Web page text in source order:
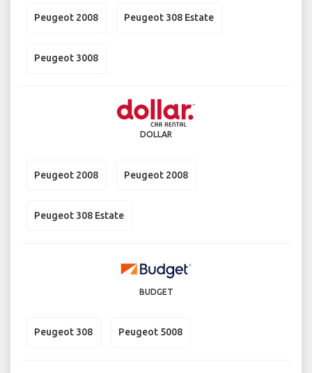
Peugeot 2008 Peugeot 308 Estate
Peugeot 3008
DOLLAR
Peugeot 2008 Peugeot 2008
Peugeot 308 Estate
BUDGET
Peugeot 308 Peugeot 5008